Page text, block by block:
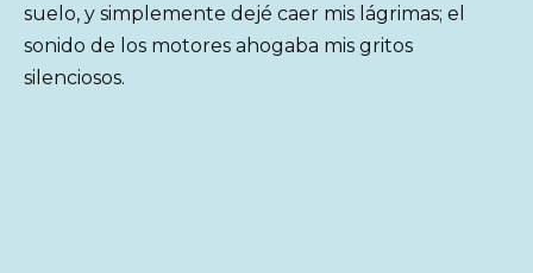
suelo, y simplemente dejé caer mis lágrimas; el
sonido de los motores ahogaba mis gritos
silenciosos.